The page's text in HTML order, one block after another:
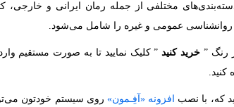
مختلفی از جمله رمان ایرانی و خارجی،
روانشناسی عمومی و غیره را شامل می‌شود.
رنگ ” خرید کنید” کلیک نمایید تا به صورت مستقیم
کنید.
که، با نصب افزونه «آفِـمون» روی سیستم خودتون